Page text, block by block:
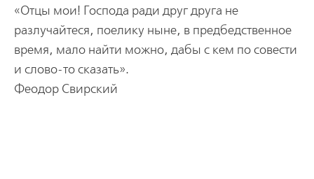
«Отцы мои! Господа ради друг друга не
разлучайтеся, поелику ныне, в предбедственное
время, мало найти можно, дабы с кем по совести
и слово-то сказать».
Феодор Свирский